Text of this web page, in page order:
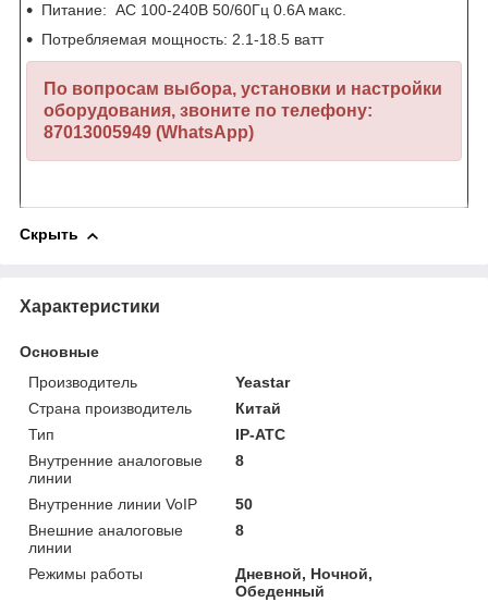
Питание: AC 100-240В 50/60Гц 0.6A макс.
Потребляемая мощность: 2.1-18.5 ватт
По вопросам выбора, установки и настройки
оборудования, звоните по телефону:
87013005949 (WhatsApp)
Скрыть
Характеристики
Основные
Производитель
Yeastar
Страна производитель
Китай
Тип
IP-АТС
Внутренние аналоговые
линии
8
Внутренние линии VoIP
50
Внешние аналоговые
линии
8
Режимы работы
Дневной, Ночной,
Обеденный